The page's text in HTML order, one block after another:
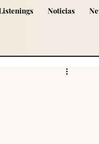
Noticias